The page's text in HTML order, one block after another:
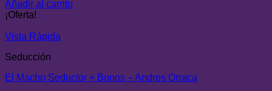
precio
$27.00.
precio
Añadir al carrito
¡Oferta!
Vista Rápida
Seducción
El Macho Seductor + Bonos – Andres Orraca